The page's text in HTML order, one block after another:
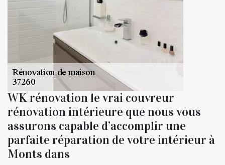
WK rénovation le vrai couvreur
rénovation intérieure que nous vous
assurons capable d’accomplir une
parfaite réparation de votre intérieur à
Monts dans